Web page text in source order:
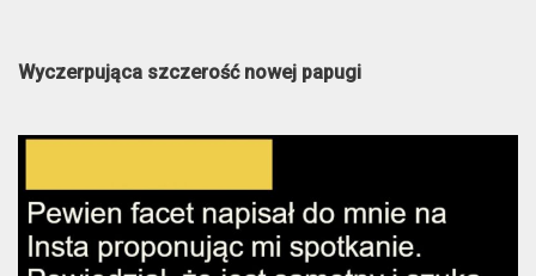
Wyczerpująca szczerość nowej papugi